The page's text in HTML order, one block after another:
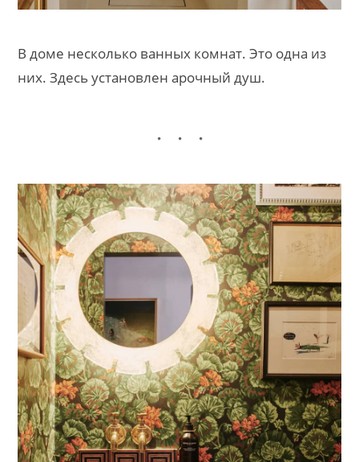
В доме несколько ванных комнат. Это одна из
них. Здесь установлен арочный душ.